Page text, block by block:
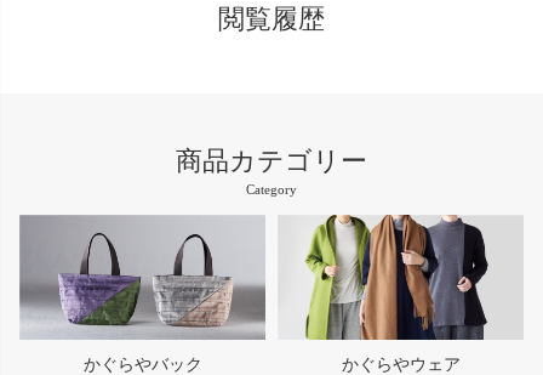
閲覧履歴
商品カテゴリー
Category
かぐらやバック かぐらやウェア